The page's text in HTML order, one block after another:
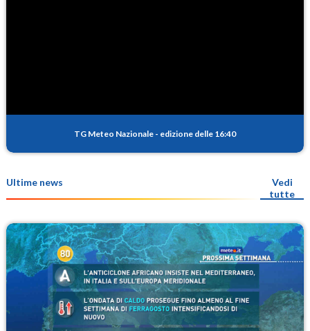
TG Meteo Nazionale - edizione delle 16:40
Ultime news
Vedi
tutte